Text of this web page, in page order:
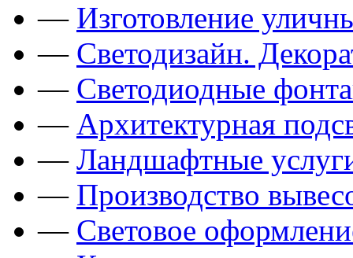
— Изготовление
— Светодизайн.
— Светодиодные
— Архитектурная
— Ландшафтные
— Производство
— Световое